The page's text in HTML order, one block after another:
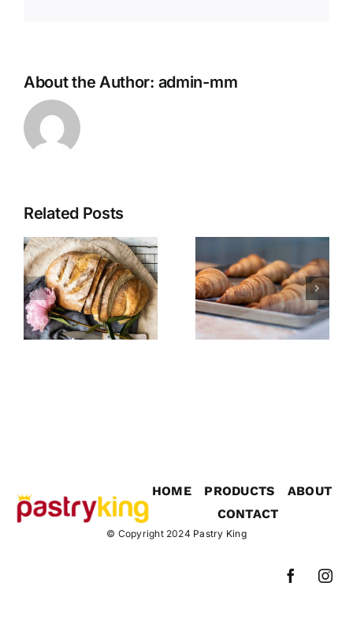
About the Author: admin-mm
Related Posts
Best Avada
Bakery
products of
2019
Bakery with
soul and
history
HOME PRODUCTS
ABOUT
CONTACT
© Copyright 2024 Pastry King